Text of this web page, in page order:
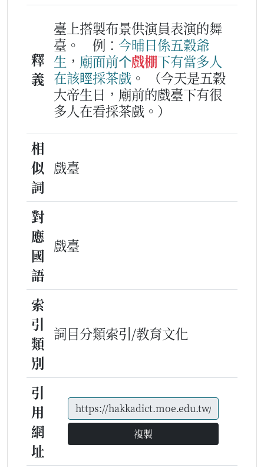
釋
義
臺上搭製布景供演員表演的舞
臺。
例： 今晡日係五穀爺
生 ， 廟面前个戲棚下有當多人
在該䀴採茶戲 。
（今天是五穀
大帝生日，廟前的戲臺下有很
多人在看採茶戲。）
相
似
詞
戲臺
對
應
國
語
戲臺
索
引
類
別
詞目分類索引/教育文化
引
用
網
址
複製